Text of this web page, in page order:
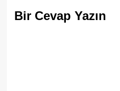
Bir Cevap Yazın